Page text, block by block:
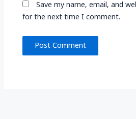
Save my name, email, and
for the next time I comment.